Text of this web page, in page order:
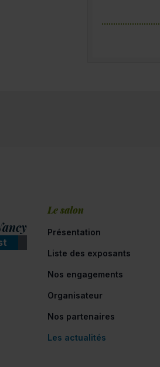
Le salon
Présentation
Liste des exposants
Nos engagements
Organisateur
Nos partenaires
Les actualités